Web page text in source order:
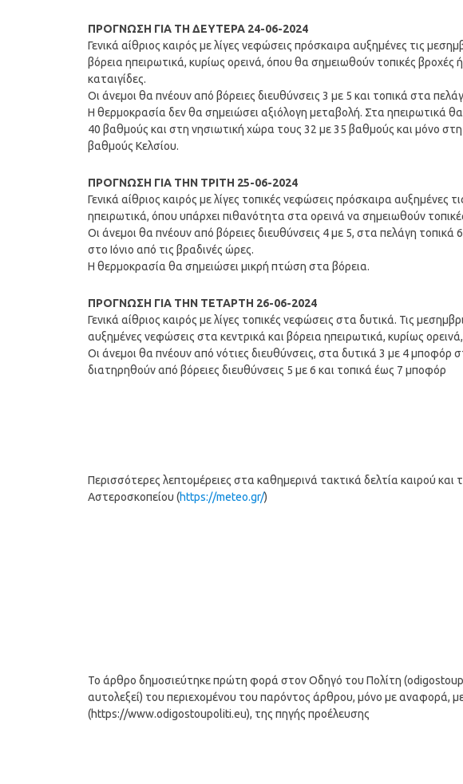
ΠΡΟΓΝΩΣΗ ΓΙΑ ΤΗ ΔΕΥΤΕΡΑ 24-06-2024
Γενικά αίθριος καιρός με λίγες νεφώσεις πρόσκαιρα αυξημένες τις
βόρεια ηπειρωτικά, κυρίως ορεινά, όπου θα σημειωθούν τοπικές
καταιγίδες.
Οι άνεμοι θα πνέουν από βόρειες διευθύνσεις 3 με 5 και τοπικά στα
Η θερμοκρασία δεν θα σημειώσει αξιόλογη μεταβολή. Στα ηπειρωτικά
40 βαθμούς και στη νησιωτική χώρα τους 32 με 35 βαθμούς και μόνο
βαθμούς Κελσίου.
ΠΡΟΓΝΩΣΗ ΓΙΑ ΤΗΝ ΤΡΙΤΗ 25-06-2024
Γενικά αίθριος καιρός με λίγες τοπικές νεφώσεις πρόσκαιρα αυξημένες
ηπειρωτικά, όπου υπάρχει πιθανότητα στα ορεινά να σημειωθούν
Οι άνεμοι θα πνέουν από βόρειες διευθύνσεις 4 με 5, στα πελάγη
στο Ιόνιο από τις βραδινές ώρες.
Η θερμοκρασία θα σημειώσει μικρή πτώση στα βόρεια.
ΠΡΟΓΝΩΣΗ ΓΙΑ ΤΗΝ ΤΕΤΑΡΤΗ 26-06-2024
Γενικά αίθριος καιρός με λίγες τοπικές νεφώσεις στα δυτικά. Τις
αυξημένες νεφώσεις στα κεντρικά και βόρεια ηπειρωτικά, κυρίως
Οι άνεμοι θα πνέουν από νότιες διευθύνσεις, στα δυτικά 3 με 4 μποφόρ
διατηρηθούν από βόρειες διευθύνσεις 5 με 6 και τοπικά έως 7 μποφόρ
Περισσότερες λεπτομέρειες στα καθημερινά τακτικά δελτία καιρού και
Αστεροσκοπείου (https://meteo.gr/)
Το άρθρο δημοσιεύτηκε πρώτη φορά στον Οδηγό του Πολίτη
αυτολεξεί) του περιεχομένου του παρόντος άρθρου, μόνο με αναφορά,
(https://www.odigostoupoliti.eu), της πηγής προέλευσης